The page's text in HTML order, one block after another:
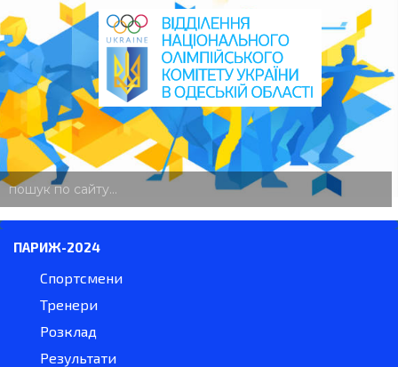
пошук
по
ПАРИЖ-2024
Спортсмени
Тренери
Розклад
Результати